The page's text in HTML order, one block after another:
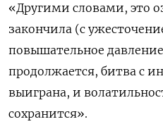
«Другими словами, это
закончила (с
повышательное
продолжается, битва с
выиграна, и
сохранится».